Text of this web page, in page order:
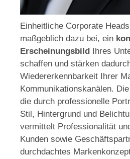
Einheitliche Corporate
maßgeblich dazu bei, ein
Erscheinungsbild Ihres
schaffen und stärken
Wiedererkennbarkeit Ihrer
Kommunikationskanälen.
die durch professionelle
Stil, Hintergrund und
vermittelt Professionalität
Kunden sowie
durchdachtes